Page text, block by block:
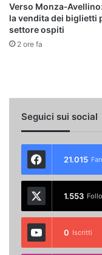
Verso
la vendita dei biglietti
settore ospiti
2 ore fa
Seguici sui social
21.015
1.553
0 Iscritti